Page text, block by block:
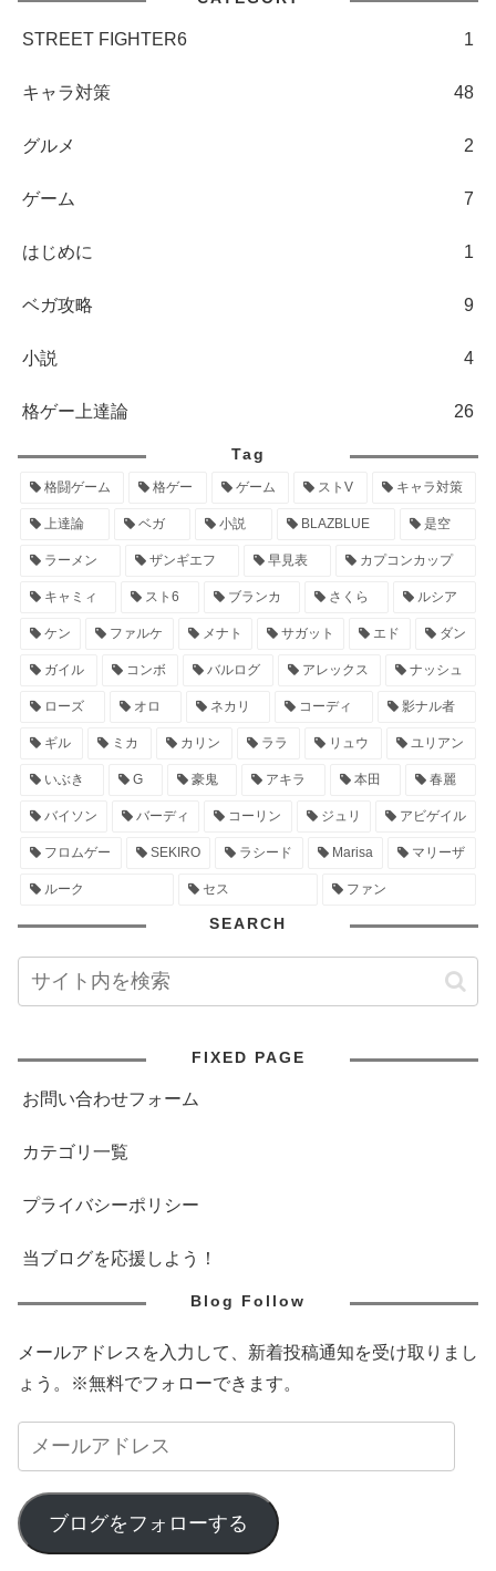
STREET FIGHTER6 1
キャラ対策 48
グルメ 2
ゲーム 7
はじめに 1
ベガ攻略 9
小説 4
格ゲー上達論 26
Tag
格闘ゲーム 格ゲー ゲーム ストV キャラ対策
上達論 ベガ 小説 BLAZBLUE 是空
ラーメン ザンギエフ 早見表 カプコンカップ
キャミィ スト6 ブランカ さくら ルシア
ケン ファルケ メナト サガット エド ダン
ガイル コンボ バルログ アレックス ナッシュ
ローズ オロ ネカリ コーディ 影ナル者
ギル ミカ カリン ララ リュウ ユリアン
いぶき G 豪鬼 アキラ 本田 春麗
バイソン バーディ コーリン ジュリ アビゲイル
フロムゲー SEKIRO ラシード Marisa マリーザ
ルーク セス ファン
SEARCH
FIXED PAGE
お問い合わせフォーム
カテゴリ一覧
プライバシーポリシー
当ブログを応援しよう！
Blog Follow
メールアドレスを入力して、新着投稿通知を受け取りまし
ょう。※無料でフォローできます。
ブログをフォローする